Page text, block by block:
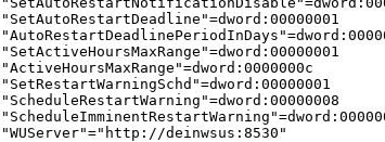
"SetAutoRestartDeadline"=dword:00000001
"SetActiveHoursMaxRange"=dword:00000001
"ActiveHoursMaxRange"=dword:0000000c
"SetRestartWarningSchd"=dword:00000001
"ScheduleRestartWarning"=dword:00000008
"WUServer"="http://deinwsus:8530"